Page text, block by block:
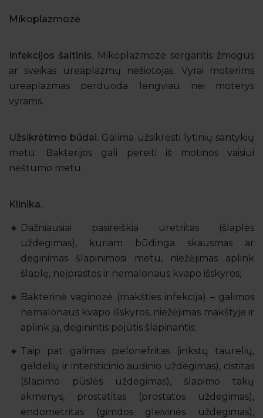
Mikoplazmozė
Infekcijos šaltinis. Mikoplazmoze sergantis žmogus
ar sveikas ureaplazmų nešiotojas. Vyrai moterims
ureaplazmas perduoda lengviau nei moterys
vyrams.
Užsikrėtimo būdai. Galima užsikrėsti lytinių santykių
metu. Bakterijos gali pereiti iš motinos vaisiui
nėštumo metu.
Klinika.
Dažniausiai pasireiškia uretritas (šlaplės
uždegimas), kuriam būdinga skausmas ar
deginimas šlapinimosi metu, niežėjimas aplink
šlaplę, neįprastos ir nemalonaus kvapo išskyros;
Bakterinė vaginozė (makšties infekcija) – galimos
nemalonaus kvapo išskyros, niežėjimas makštyje ir
aplink ją, deginintis pojūtis šlapinantis;
Taip pat galimas pielonefritas (inkstų taurelių,
geldelių ir intersticinio audinio uždegimas), cistitas
(šlapimo pūslės uždegimas), šlapimo takų
akmenys, prostatitas (prostatos uždegimas),
endometritas (gimdos gleivinės uždegimas),